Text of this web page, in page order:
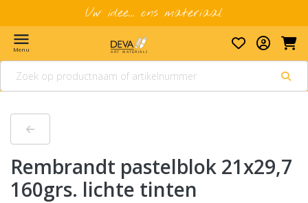
Uw idee... ons materiaal
menu
Menu
Rembrandt pastelblok 21x29,7
160grs. lichte tinten